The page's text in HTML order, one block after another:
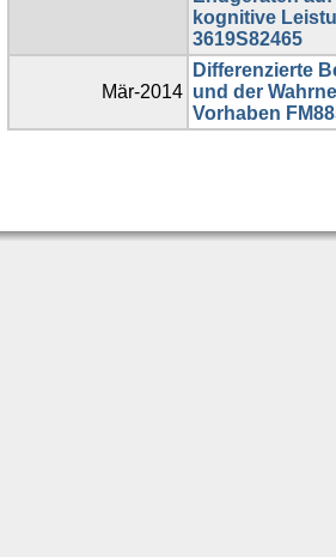
kognitive
3619S82465
Mär-2014
Differenzierte
und der
Vorhaben